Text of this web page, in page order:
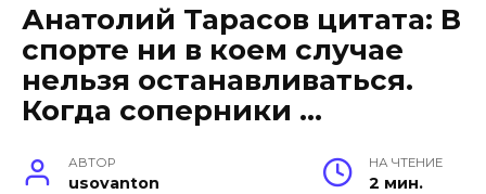
Анатолий Тарасов цитата: В
спорте ни в коем случае
нельзя останавливаться.
Когда соперники …
АВТОР
usovanton
НА ЧТЕНИЕ
2 мин.